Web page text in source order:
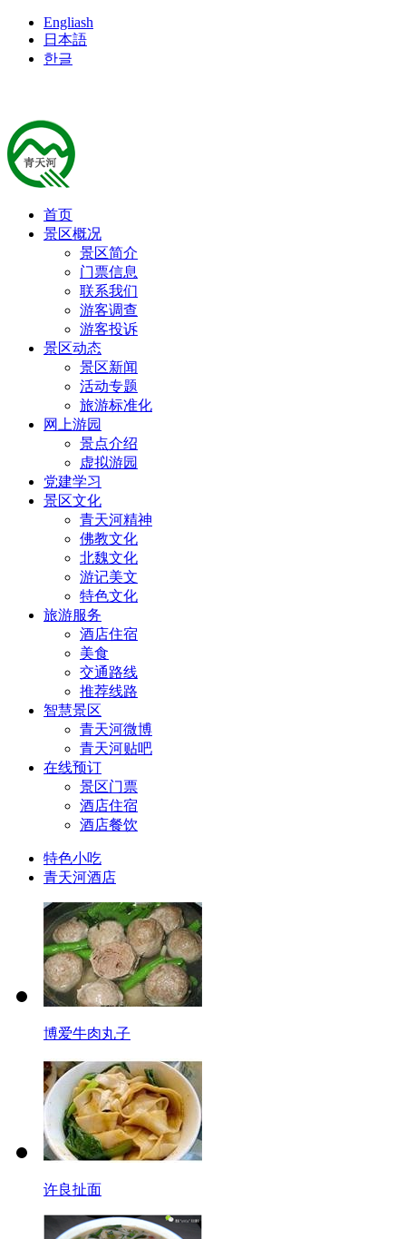
Engliash
日本語
한글
首页
景区概况
景区简介
门票信息
联系我们
游客调查
游客投诉
景区动态
景区新闻
活动专题
旅游标准化
网上游园
景点介绍
虚拟游园
党建学习
景区文化
青天河精神
佛教文化
北魏文化
游记美文
特色文化
旅游服务
酒店住宿
美食
交通路线
推荐线路
智慧景区
青天河微博
青天河贴吧
在线预订
景区门票
酒店住宿
酒店餐饮
特色小吃
青天河酒店
博爱牛肉丸子
许良扯面